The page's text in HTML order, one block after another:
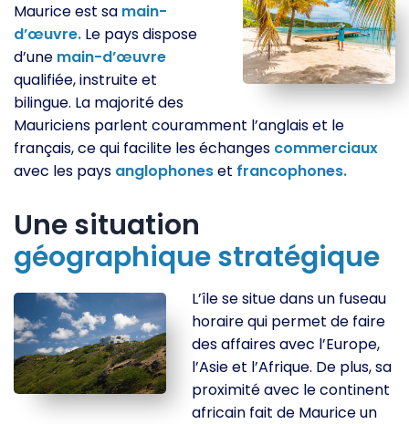
Maurice est sa main-
d’œuvre. Le pays dispose
d’une main-d’œuvre
qualifiée, instruite et
bilingue. La majorité des
Mauriciens parlent couramment l’anglais et le
français, ce qui facilite les échanges commerciaux
avec les pays anglophoneset francophones.
Une situation
géographiquestratégique
L’île se situe dans un fuseau
horaire qui permet de faire
des affaires avec l’Europe,
l’Asie et l’Afrique. De plus, sa
proximité avec le continent
africain fait de Maurice un